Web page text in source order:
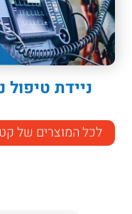
ניידת טיפול
לכל המוצרים של